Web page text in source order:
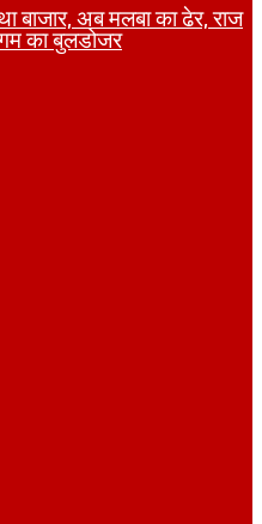
अब मलबा का ढेर, राज
का बुलडोजर